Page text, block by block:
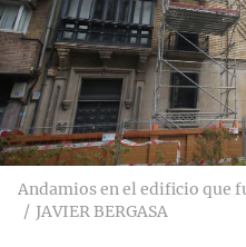
Andamios en el edificio que
JAVIER BERGASA